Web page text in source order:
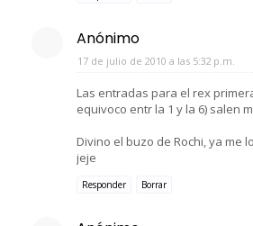
Anónimo
17 de julio de 2010 a las 5:32 p.m.
Las entradas para el rex
equivoco entr la 1 y la 6) salen
Divino el buzo de Rochi, ya me
jeje
Responder Borrar